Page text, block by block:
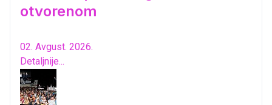
otvorenom
02. Avgust. 2026.
Detaljnije...